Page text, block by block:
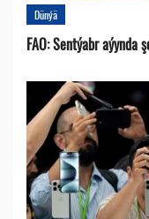
Dünýä
FAO: Sentýabr aýynda